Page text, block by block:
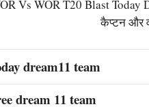
Vs WOR T20 Blast
कैप्टन और
dream11 team
dream 11 team